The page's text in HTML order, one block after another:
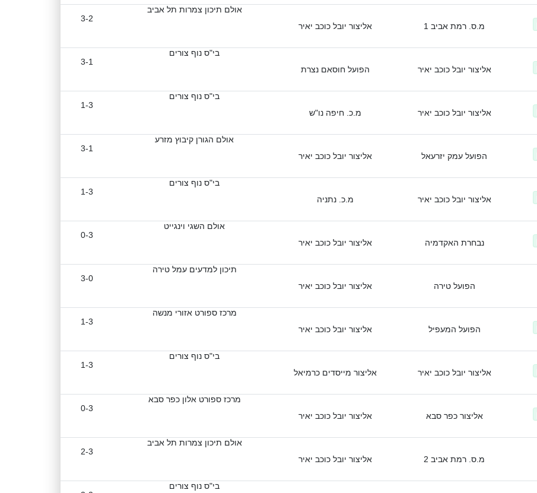
מ.ס. רמת אביב 1 אליצור יובל כוכב יאיר
אולם תיכון צמרות תל אביב
3-2
אליצור יובל כוכב יאיר הפועל חוסאם נצרת
בי"ס נוף צורים
3-1
אליצור יובל כוכב יאיר מ.כ. חיפה נו"ש
בי"ס נוף צורים
1-3
הפועל עמק יזרעאל אליצור יובל כוכב יאיר
אולם הגורן קיבוץ מזרע
3-1
אליצור יובל כוכב יאיר מ.כ. נתניה
בי"ס נוף צורים
1-3
נבחרת האקדמיה אליצור יובל כוכב יאיר
אולם השגי וינגייט
0-3
הפועל טירה אליצור יובל כוכב יאיר
תיכון למדעים עמל טירה
3-0
הפועל המעפיל אליצור יובל כוכב יאיר
מרכז ספורט אזורי מנשה
1-3
אליצור יובל כוכב יאיר אליצור מייסדים כרמיאל
בי"ס נוף צורים
1-3
אליצור כפר סבא אליצור יובל כוכב יאיר
מרכז ספורט אלון כפר סבא
0-3
מ.ס. רמת אביב 2 אליצור יובל כוכב יאיר
אולם תיכון צמרות תל אביב
2-3
בי"ס נוף צורים